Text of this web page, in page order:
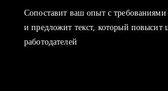
Сопоставит ваш опыт с требованиями
и предложит текст, который повысит
работодателей